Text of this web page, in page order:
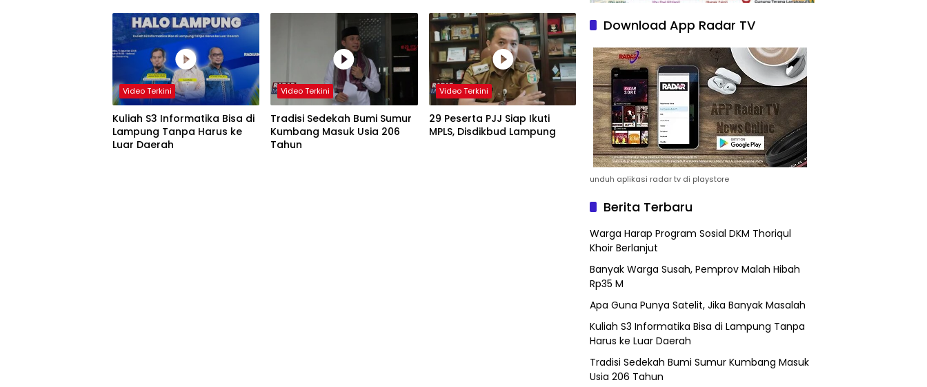
Video Terkini
Kuliah S3 Informatika Bisa di
Lampung Tanpa Harus ke
Luar Daerah
Video Terkini
Tradisi Sedekah Bumi Sumur
Kumbang Masuk Usia 206
Tahun
Video Terkini
29 Peserta PJJ Siap Ikuti
MPLS, Disdikbud Lampung
Download App Radar TV
unduh aplikasi radar tv di playstore
Berita Terbaru
Warga Harap Program Sosial DKM Thoriqul
Khoir Berlanjut
Banyak Warga Susah, Pemprov Malah Hibah
Rp35 M
Apa Guna Punya Satelit, Jika Banyak Masalah
Kuliah S3 Informatika Bisa di Lampung Tanpa
Harus ke Luar Daerah
Tradisi Sedekah Bumi Sumur Kumbang Masuk
Usia 206 Tahun